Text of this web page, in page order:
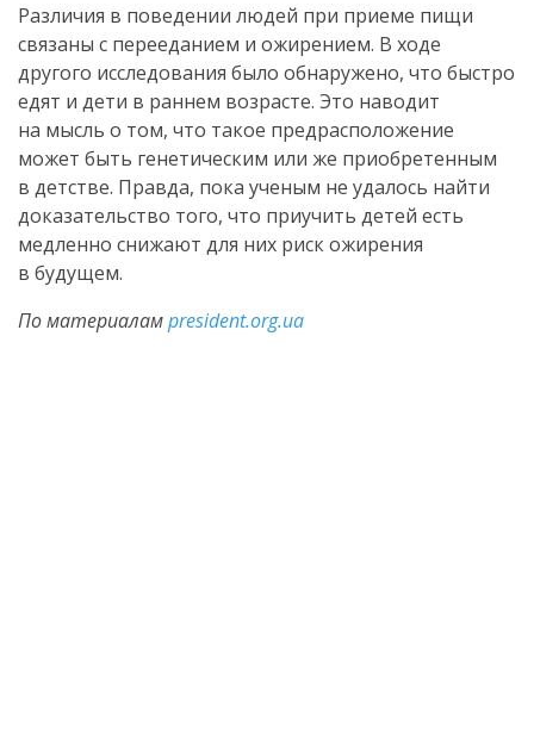
Различия в поведении людей при приеме пищи
связаны с перееданием и ожирением. В ходе
другого исследования было обнаружено, что быстро
едят и дети в раннем возрасте. Это наводит
на мысль о том, что такое предрасположение
может быть генетическим или же приобретенным
в детстве. Правда, пока ученым не удалось найти
доказательство того, что приучить детей есть
медленно снижают для них риск ожирения
в будущем.
По материаламpresident.org.ua